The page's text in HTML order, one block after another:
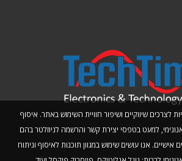
לצרכים שיווקיים ושיפור חוויית השימוש באתר. איסוף
למעט בטפסי יצירת קשר והרשמה לניוזלטר בהם
אנו עושים שימוש במגוון תוכנות לאיסוף וניתוח